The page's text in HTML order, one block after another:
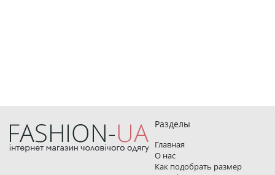
Разделы
Главная
О нас
Как подобрать размер